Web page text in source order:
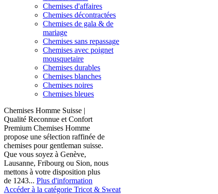
Chemises d'affaires
Chemises décontractées
Chemises de gala & de
mariage
Chemises sans repassage
Chemises avec poignet
mousquetaire
Chemises durables
Chemises blanches
Chemises noires
Chemises bleues
Chemises Homme Suisse |
Qualité Reconnue et Confort
Premium Chemises Homme
propose une sélection raffinée de
chemises pour gentleman suisse.
Que vous soyez à Genève,
Lausanne, Fribourg ou Sion, nous
mettons à votre disposition plus
de 1243... Plus d'information
Accéder à la catégorie Tricot & Sweat